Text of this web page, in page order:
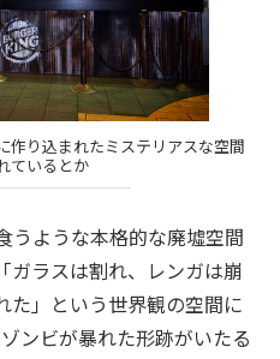
作り込まれたミステリアスな空間
ているとか
ような本格的な廃墟空間
ガラスは割れ、レンガは崩
た」という世界観の空間に
ンビが暴れた形跡がいたる